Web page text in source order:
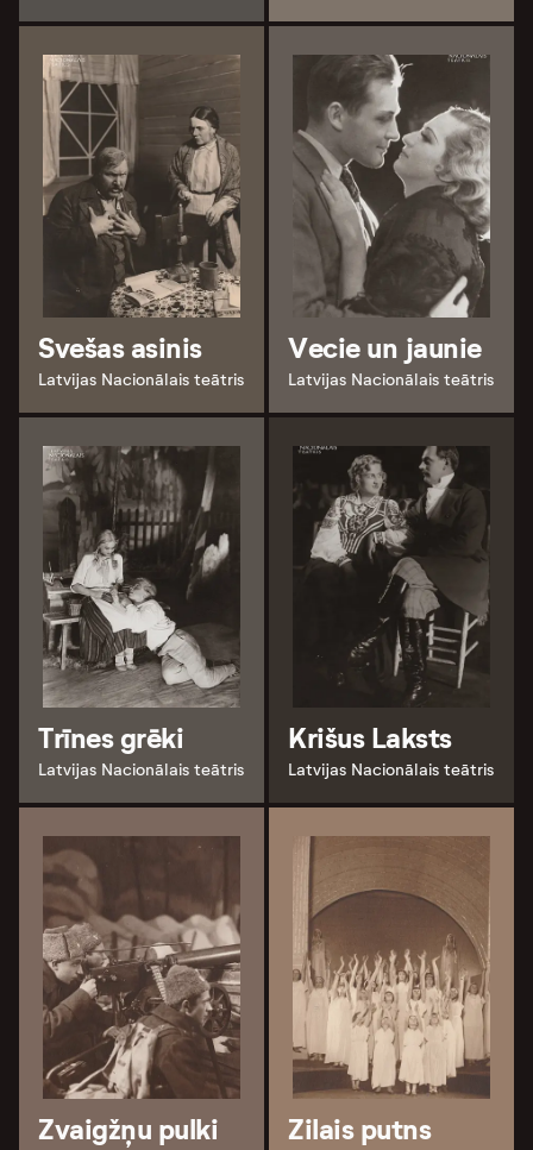
Svešas asinis
Latvijas Nacionālais teātris
Vecie un jaunie
Latvijas Nacionālais teātris
Trīnes grēki
Latvijas Nacionālais teātris
Krišus Laksts
Latvijas Nacionālais teātris
Zvaigžņu pulki Zilais putns